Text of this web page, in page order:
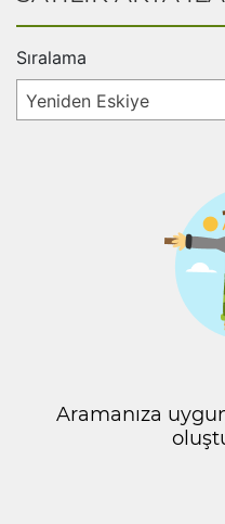
Sıralama
Yeniden Eskiye
Aramanıza